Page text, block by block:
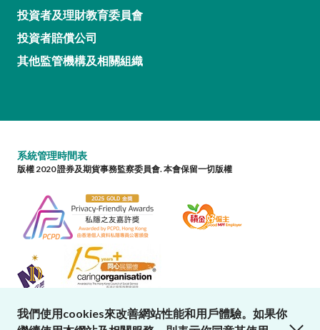
投資者及理財教育委員會
投資者賠償公司
其他監管機構及相關組織
系統管理時間表
版權 2020 證券及期貨事務監察委員會. 本會保留一切版權
我們使用cookies來改善網站性能和用戶體驗。如果你
close cookies alert